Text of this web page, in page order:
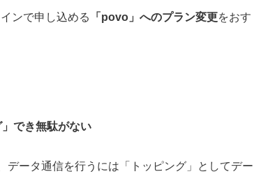
ンで申し込める 「povo」へのプラン変更をおす
でき無駄がない
ータ通信を行うには「トッピング」としてデー